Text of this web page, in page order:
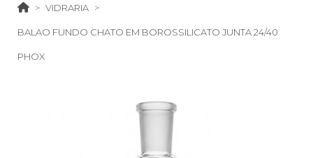
VIDRARIA
BALAO FUNDO CHATO EM BOROSSILICATO JUNTA 24/40
PHOX